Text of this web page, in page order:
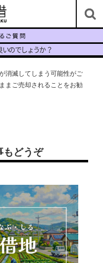
ビス
ラム
FAQ
いのでしょ うか？
消滅してしまう可能性がご
まご売却されることをお勧
もどうぞ